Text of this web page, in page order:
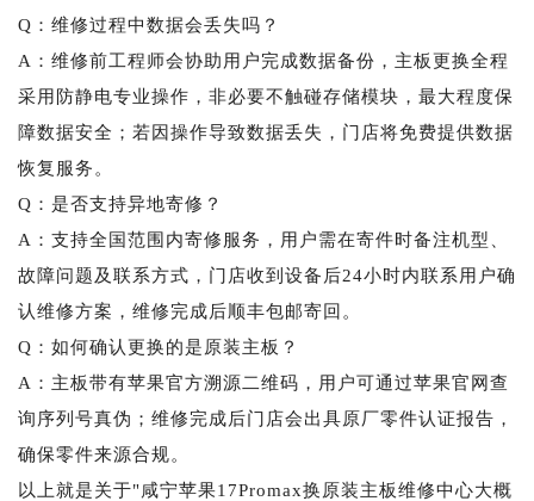
Q：维修过程中数据会丢失吗？
A：维修前工程师会协助用户完成数据备份，主板更换全程
采用防静电专业操作，非必要不触碰存储模块，最大程度保
障数据安全；若因操作导致数据丢失，门店将免费提供数据
恢复服务。
Q：是否支持异地寄修？
A：支持全国范围内寄修服务，用户需在寄件时备注机型、
故障问题及联系方式，门店收到设备后24小时内联系用户确
认维修方案，维修完成后顺丰包邮寄回。
Q：如何确认更换的是原装主板？
A：主板带有苹果官方溯源二维码，用户可通过苹果官网查
询序列号真伪；维修完成后门店会出具原厂零件认证报告，
确保零件来源合规。
以上就是关于"咸宁苹果17Promax换原装主板维修中心大概